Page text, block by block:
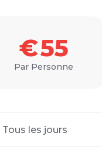
€55
Par Personne
Tous les jours